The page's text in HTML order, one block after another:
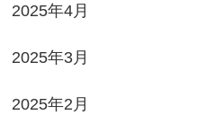
2025年4月
2025年3月
2025年2月